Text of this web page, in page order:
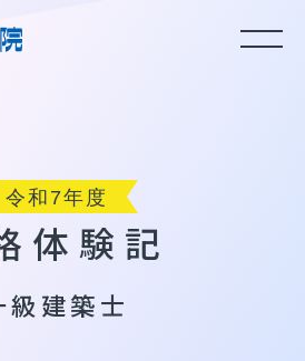
体験記
級建築士